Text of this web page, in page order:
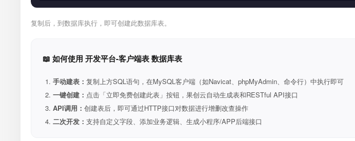
复制后，到数据库执行，即可创建此数据库表。
📖 如何使用 开发平台-客户端表 数据库表
手动建表： 复制上方SQL语句，在MySQL客户端（如Navicat、phpMyAdmin、命令行）中执行即可
一键创建： 点击「立即免费创建此表」按钮，果创云自动生成表和RESTful API接口
API调用： 创建表后，即可通过HTTP接口对数据进行增删改查操作
二次开发： 支持自定义字段、添加业务逻辑、生成小程序/APP后端接口